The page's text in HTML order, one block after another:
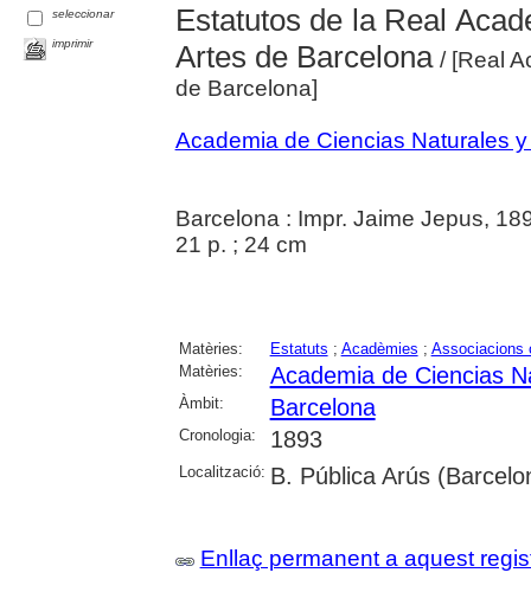
seleccionar
imprimir
Estatutos de la Real
Artes de Barcelona/ [Real
de Barcelona]
Academia de Ciencias Naturales
Barcelona : Impr. Jaime Jepus,
21 p. ; 24 cm
Matèries: Estatuts ; Acadèmies ; Associacions
Matèries:
Academia de Ciencias
Àmbit: Barcelona
Cronologia: 1893
Localització: B. Pública Arús
Enllaç permanent a aquest